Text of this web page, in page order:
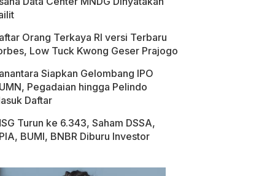
Orang Terkaya RI versi Terbaru
Low Tuck Kwong Geser Prajogo
Siapkan Gelombang IPO
Pegadaian hingga Pelindo
Daftar
Turun ke 6.343, Saham DSSA,
BUMI, BNBR Diburu Investor